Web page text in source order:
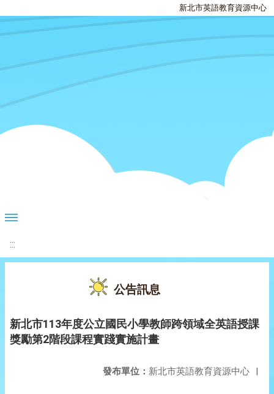
新北市英語教育資源中心
:::
公告訊息
新北市113年度公立國民小學教師跨領域全英語授課
獎勵第2階段課程實踐實施計畫
發布單位： 新北市英語教育資源中心 |